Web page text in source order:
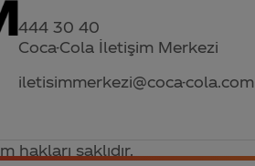
444 30 40
Coca-Cola İletişim Merkezi
iletisimmerkezi@coca-cola.com
hakları saklıdır.